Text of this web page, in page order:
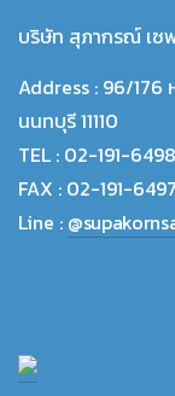
บริษัท สุภากรณ์ เซ
Address : 96/176
นนทบุรี 11110
TEL : 02-191-
FAX : 02-191-6497
Line :